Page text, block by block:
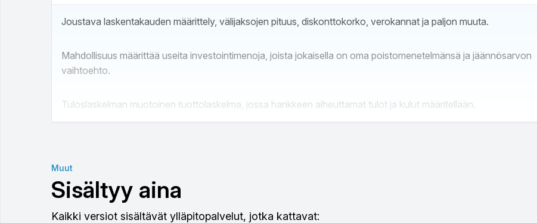
Joustava laskentakauden määrittely, välijaksojen pituus, diskonttokorko, verokannat ja paljon muuta.
Mahdollisuus määrittää useita investointimenoja, joista jokaisella on oma poistomenetelmänsä ja jäännösarvon
vaihtoehto.
Tuloslaskelman muotoinen tuottolaskelma, jossa hankkeen aiheuttamat tulot ja kulut määritellään.
Kassavirtalaskelma.
Kannattavuusanalyysi sis. tärkeimmät kannattavuusmittarit, kuten: NPV, IRR, payback, RONA, EVA, DCVA. jne.
Muut
Sisältyy aina
Kaikki versiot sisältävät ylläpitopalvelut, jotka kattavat: